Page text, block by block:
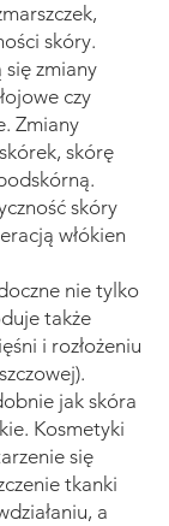
skóry.
zmiany
czy
Zmiany
skórę
skóry
włókien
nie tylko
także
i rozłożeniu
jak skóra
Kosmetyki
się
tkanki
a